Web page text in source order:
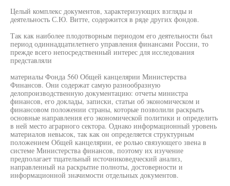
Целый комплекс документов, характеризующих взгляды и
деятельность С.Ю. Витте, содержится в ряде других фондов.
Так как наиболее плодотворным периодом его деятельности был
период одиннадцатилетнего управления финансами России, то
прежде всего непосредственный интерес для исследования
представляли
материалы Фонда 560 Общей канцелярии Министерства
Финансов. Они содержат самую разнообразную
делопроизводственную документацию: отчеты министра
финансов, его доклады, записки, статьи об экономическом и
финансовом положении страны, которые позволили раскрыть
основные направления его экономической политики и определить
в ней место аграрного сектора. Однако информационный уровень
материалов невысок, так как он определяется структурным
положением Общей канцелярии, ее ролью связующего звена в
системе Министерства финансов, поэтому их изучение
предполагает тщательный источниковедческий анализ,
направленный на раскрытие полноты, достоверности и
информационной значимости отдельных документов.